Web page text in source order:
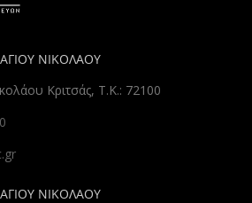
ΝΙΚΟΛΑΟΥ
Κριτσάς, Τ.Κ.: 72100
ΝΙΚΟΛΑΟΥ